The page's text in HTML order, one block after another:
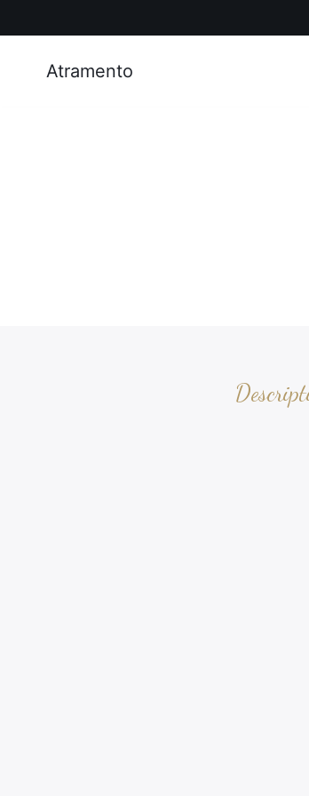
Atramento